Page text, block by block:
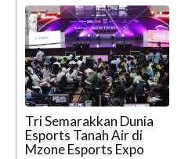
Tri Semarakkan Dunia
Esports Tanah Air di
Mzone Esports Expo